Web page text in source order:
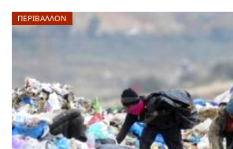
ΠΕΡΙΒΑΛΛΟΝ